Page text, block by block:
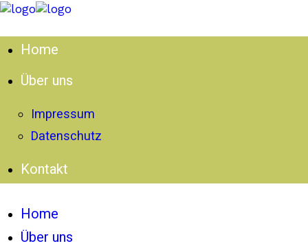
Home
Über uns
Impressum
Datenschutz
Kontakt
Home
Über uns